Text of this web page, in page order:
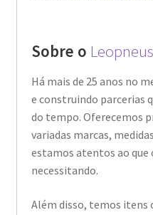
Sobre o Leopneus
Há mais de 25 anos no
e construindo parcerias
do tempo. Oferecemos
variadas marcas,
estamos atentos ao que
necessitando.
Além disso, temos itens